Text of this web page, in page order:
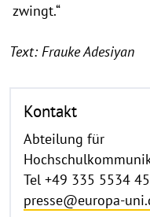
zwingt.“
Text: Frauke Adesiyan
Kontakt
Abteilung für
Tel +49 335 5534
presse@europa-